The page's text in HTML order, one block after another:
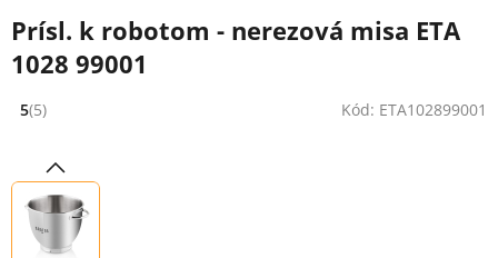
Prísl. k robotom - nerezová misa ETA
1028 99001
Hodnocení: 5 z 5 (5 recenzí)
5(5) Kód: ETA102899001